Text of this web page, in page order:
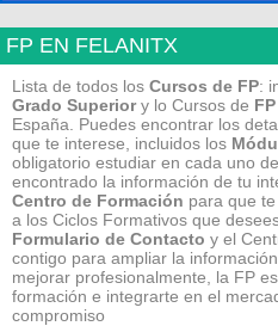
FP EN FELANITX
Lista de todos los Cursos de FP:
Grado Superiory lo Cursos de
España. Puedes encontrar los
que te interese, incluidos los
obligatorio estudiar en cada uno
encontrado la información de tu
Centro de Formación para que
a los Ciclos Formativos que
Formulario de Contacto y el
contigo para ampliar la
mejorar profesionalmente, la FP
formación e integrarte en el
compromiso